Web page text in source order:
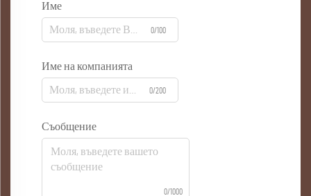
Име
0/100
Име на компанията
0/200
Съобщение
0/1000